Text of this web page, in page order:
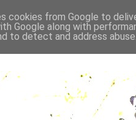
cookies from Google to
Google along with
to detect and address abuse.